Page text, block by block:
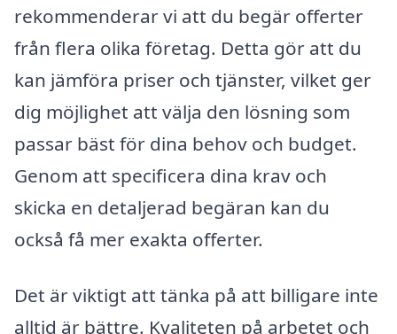
rekommenderar vi att du begär offerter
från flera olika företag. Detta gör att du
kan jämföra priser och tjänster, vilket ger
dig möjlighet att välja den lösning som
passar bäst för dina behov och budget.
Genom att specificera dina krav och
skicka en detaljerad begäran kan du
också få mer exakta offerter.
Det är viktigt att tänka på att billigare inte
alltid är bättre. Kvaliteten på arbetet och